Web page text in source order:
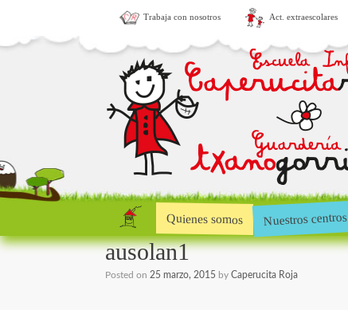
Trabaja con nosotros Act. extraescolares
Quienes somos Nuestros centros
ausolan1
Posted on 25 marzo, 2015 by Caperucita Roja